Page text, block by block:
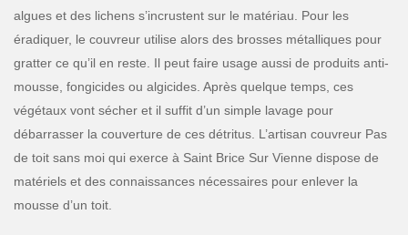
algues et des lichens s’incrustent sur le matériau. Pour les
éradiquer, le couvreur utilise alors des brosses métalliques pour
gratter ce qu’il en reste. Il peut faire usage aussi de produits anti-
mousse, fongicides ou algicides. Après quelque temps, ces
végétaux vont sécher et il suffit d’un simple lavage pour
débarrasser la couverture de ces détritus. L’artisan couvreur Pas
de toit sans moi qui exerce à Saint Brice Sur Vienne dispose de
matériels et des connaissances nécessaires pour enlever la
mousse d’un toit.